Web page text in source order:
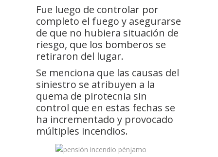
Fue luego de controlar por
completo el fuego y asegurarse
de que no hubiera situación de
riesgo, que los bomberos se
retiraron del lugar.
Se menciona que las causas del
siniestro se atribuyen a la
quema de pirotecnia sin
control que en estas fechas se
ha incrementado y provocado
múltiples incendios.